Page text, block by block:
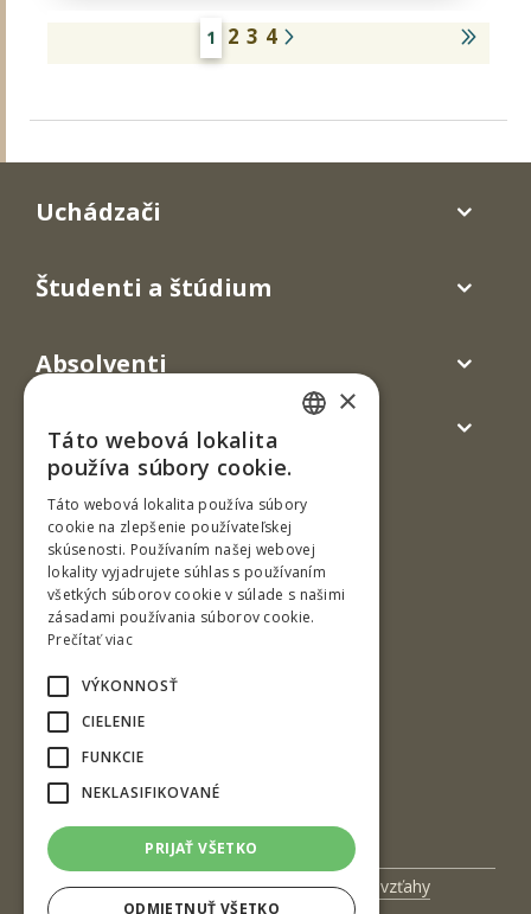
1 2 3 4
Fax: +421-45-533 00 27
e-mail: info@tuzvo.sk
Uchádzači
Študenti a štúdium
Absolventi
Verejnosť a médiá
Univerzitný magazín
Medzinárodné vzťahy
×
Táto webová lokalita
používa súbory cookie.
Táto webová lokalita používa súbory
cookie na zlepšenie používateľskej
skúsenosti. Používaním našej webovej
lokality vyjadrujete súhlas s používaním
všetkých súborov cookie v súlade s našimi
zásadami používania súborov cookie.
Prečítať viac
VÝKONNOSŤ
CIELENIE
FUNKCIE
NEKLASIFIKOVANÉ
PRIJAŤ VŠETKO
ODMIETNUŤ VŠETKO